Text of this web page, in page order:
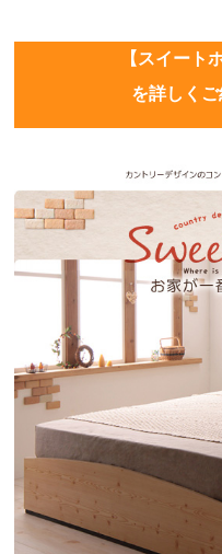
【スイート
を詳しくご